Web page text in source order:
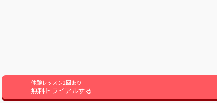
体験レッスン2回あり
無料トライアルする